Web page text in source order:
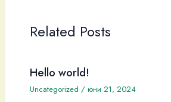
Related Posts
Hello world!
Uncategorized / юни 21, 2024